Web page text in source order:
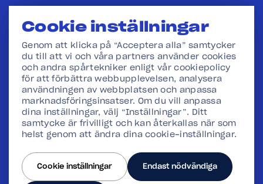
Cookie inställningar
Genom att klicka på “Acceptera alla” samtycker
du till att vi och våra partners använder cookies
och andra spårtekniker enligt vår cookiepolicy
för att förbättra webbupplevelsen, analysera
användningen av webbplatsen och anpassa
marknadsföringsinsatser. Om du vill anpassa
dina inställningar, välj “Inställningar”. Ditt
samtycke är frivilligt och kan återkallas när som
helst genom att ändra dina cookie-inställningar.
Cookie inställningar Endast nödvändiga
Webbshop
I skolan
Press
Vår verksamhet
Stadgar och Redovisning
Hantera cookies
Följ oss